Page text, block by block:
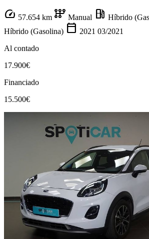
speed 57.654 km auto_transmission Manual local_gas_station Híbrido
Híbrido (Gasolina) calendar_today 2021 03/2021
Al contado
17.900€
Financiado
15.500€